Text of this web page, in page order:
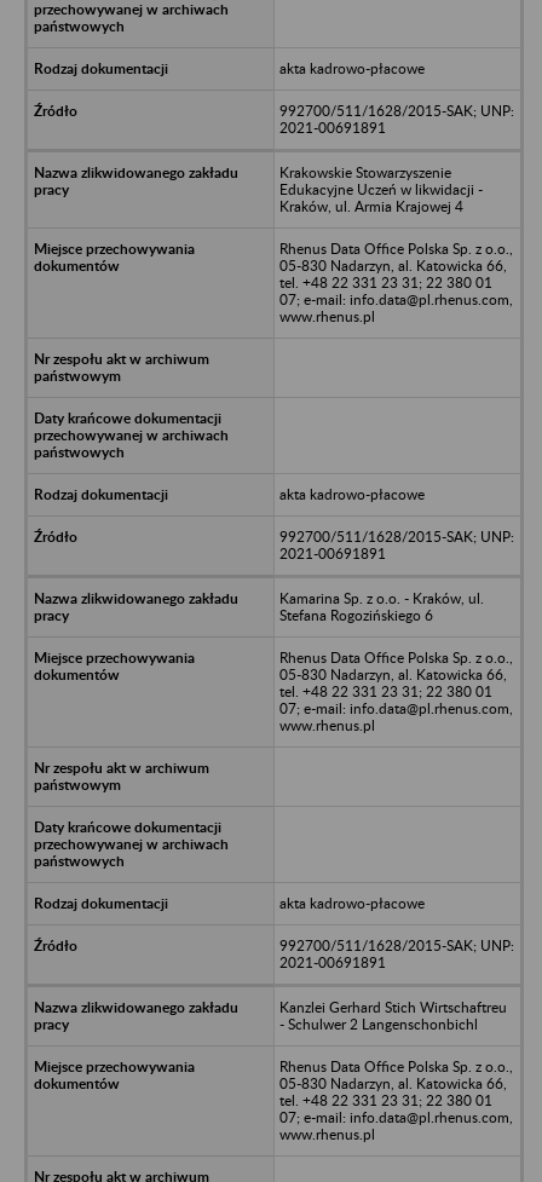
akta kadrowo-płacowe
992700/511/1628/2015-SAK; UNP:
2021-00691891
Krakowskie Stowarzyszenie
Edukacyjne Uczeń w likwidacji -
Kraków, ul. Armia Krajowej 4
Rhenus Data Office Polska Sp. z o.o.,
05-830 Nadarzyn, al. Katowicka 66,
tel. +48 22 331 23 31; 22 380 01
07; e-mail: info.data@pl.rhenus.com,
www.rhenus.pl
akta kadrowo-płacowe
992700/511/1628/2015-SAK; UNP:
2021-00691891
Kamarina Sp. z o.o. - Kraków, ul.
Stefana Rogozińskiego 6
Rhenus Data Office Polska Sp. z o.o.,
05-830 Nadarzyn, al. Katowicka 66,
tel. +48 22 331 23 31; 22 380 01
07; e-mail: info.data@pl.rhenus.com,
www.rhenus.pl
akta kadrowo-płacowe
992700/511/1628/2015-SAK; UNP:
2021-00691891
Kanzlei Gerhard Stich Wirtschaftreu
- Schulwer 2 Langenschonbichl
Rhenus Data Office Polska Sp. z o.o.,
05-830 Nadarzyn, al. Katowicka 66,
tel. +48 22 331 23 31; 22 380 01
07; e-mail: info.data@pl.rhenus.com,
www.rhenus.pl